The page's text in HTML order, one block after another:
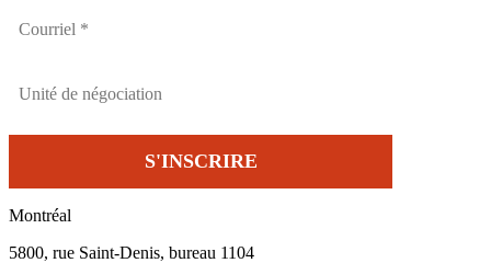
Montréal
5800, rue Saint-Denis, bureau 1104